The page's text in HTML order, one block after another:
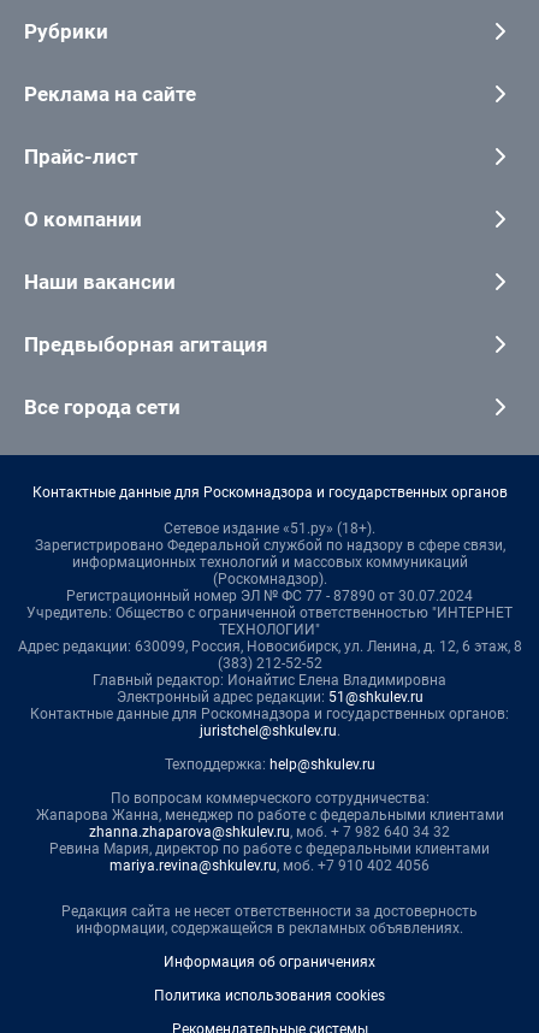
Рубрики
Реклама на сайте
Прайс-лист
О компании
Наши вакансии
Предвыборная агитация
Все города сети
Контактные данные для Роскомнадзора и государственных органов
Сетевое издание «51.ру» (18+).
Зарегистрировано Федеральной службой по надзору в сфере связи,
информационных технологий и массовых коммуникаций
(Роскомнадзор).
Регистрационный номер ЭЛ № ФС 77 - 87890 от 30.07.2024
Учредитель: Общество с ограниченной ответственностью "ИНТЕРНЕТ
ТЕХНОЛОГИИ"
Адрес редакции: 630099, Россия, Новосибирск, ул. Ленина, д. 12, 6 этаж, 8
(383) 212-52-52
Главный редактор: Ионайтис Елена Владимировна
Электронный адрес редакции: 51@shkulev.ru
Контактные данные для Роскомнадзора и государственных органов:
juristchel@shkulev.ru.
Техподдержка: help@shkulev.ru
По вопросам коммерческого сотрудничества:
Жапарова Жанна, менеджер по работе с федеральными клиентами
zhanna.zhaparova@shkulev.ru, моб. + 7 982 640 34 32
Ревина Мария, директор по работе с федеральными клиентами
mariya.revina@shkulev.ru, моб. +7 910 402 4056
Редакция сайта не несет ответственности за достоверность
информации, содержащейся в рекламных объявлениях.
Информация об ограничениях
Политика использования cookies